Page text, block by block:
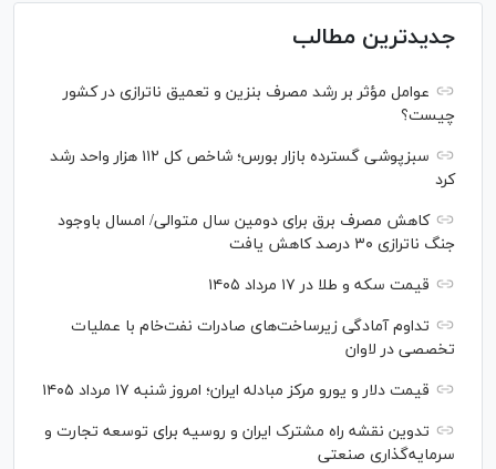
جدیدترین مطالب
عوامل مؤثر بر رشد مصرف بنزین و تعمیق ناترازی در کشور
چیست؟
سبزپوشی گسترده بازار بورس؛ شاخص کل ۱۱۲ هزار واحد رشد
کرد
کاهش مصرف برق برای دومین سال متوالی/ امسال باوجود
جنگ ناترازی ۳۰ درصد کاهش یافت
قیمت سکه و طلا در ۱۷ مرداد ۱۴۰۵
تداوم آمادگی زیرساخت‌های صادرات نفت‌خام با عملیات
تخصصی در لاوان
قیمت دلار و یورو مرکز مبادله ایران؛ امروز شنبه ۱۷ مرداد ۱۴۰۵
تدوین نقشه راه مشترک ایران و روسیه برای توسعه تجارت و
سرمایه‌گذاری صنعتی